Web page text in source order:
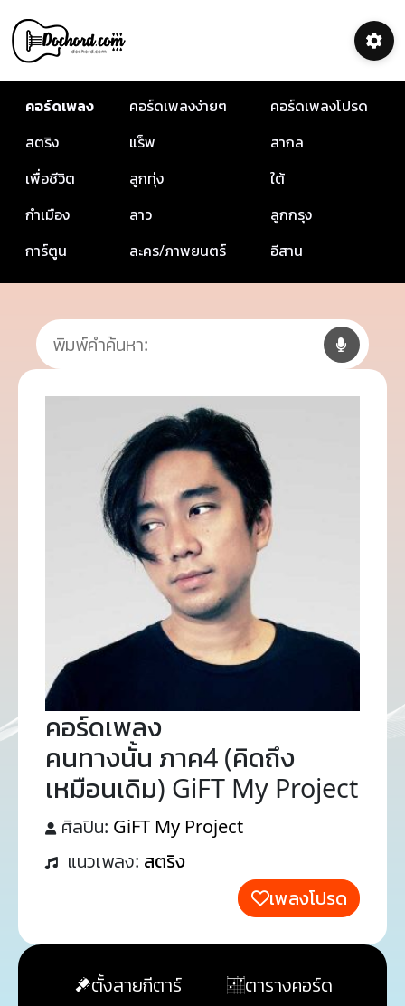
คอร์ดเพลง คอร์ดเพลงง่ายๆ
คอร์ดเพลงโปรด
สตริง
แร็พ
สากล
เพื่อชีวิต
ลูกทุ่ง
ใต้
กำเมือง
ลาว
ลูกกรุง
การ์ตูน
ละคร/ภาพยนตร์ อีสาน
คอร์ดเพลง
คนทางนั้น ภาค4 (คิดถึง
เหมือนเดิม) GiFT My Project
ศิลปิน: GiFT My Project
แนวเพลง: สตริง
เพลงโปรด
ตั้งสายกีตาร์
ตารางคอร์ด